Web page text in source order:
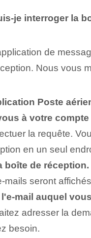
je interroger la
de
Nous vous
Poste
à votre
la requête.
en un seul
boîte de réception.
mails seront
mail auquel
adresser la
besoin.